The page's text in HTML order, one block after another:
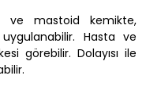
ve mastoid kemikte,
Hasta ve
görebilir. Dolayısı ile